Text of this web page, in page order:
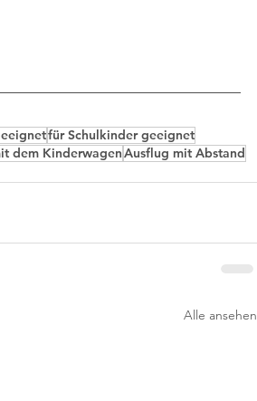
für Schulkinder geeignet
dem KinderwagenAusflug mit Abstand
Alle ansehen